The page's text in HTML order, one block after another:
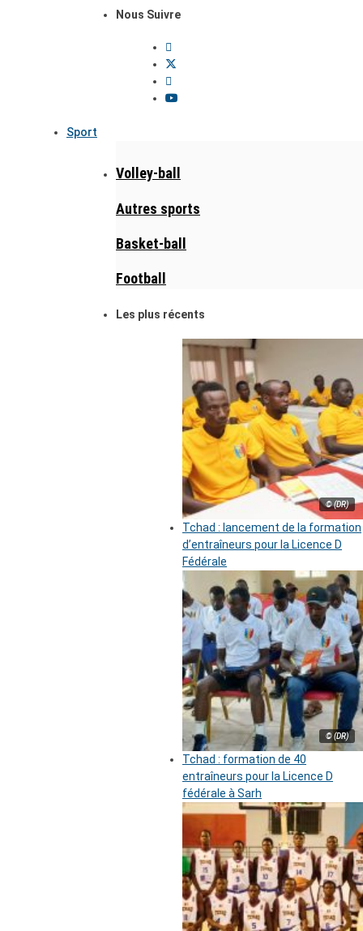
Nous Suivre
Sport
Volley-ball
Autres sports
Basket-ball
Football
Les plus récents
© (DR)
Tchad : lancement de la formation
d’entraîneurs pour la Licence D
Fédérale
© (DR)
Tchad : formation de 40
entraîneurs pour la Licence D
fédérale à Sarh